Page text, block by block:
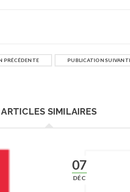
PRÉCÉDENTE PUBLICATION
ARTICLES SIMILAIRES
07
DÉC